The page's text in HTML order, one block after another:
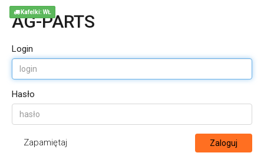
AG-PARTS
Login
Hasło
Zapamiętaj Zaloguj
Kafelki: WŁ